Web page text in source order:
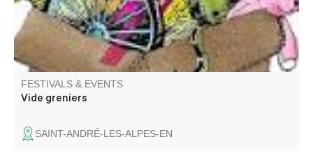
FESTIVALS & EVENTS
Vide greniers
SAINT-ANDRÉ-LES-ALPES-EN